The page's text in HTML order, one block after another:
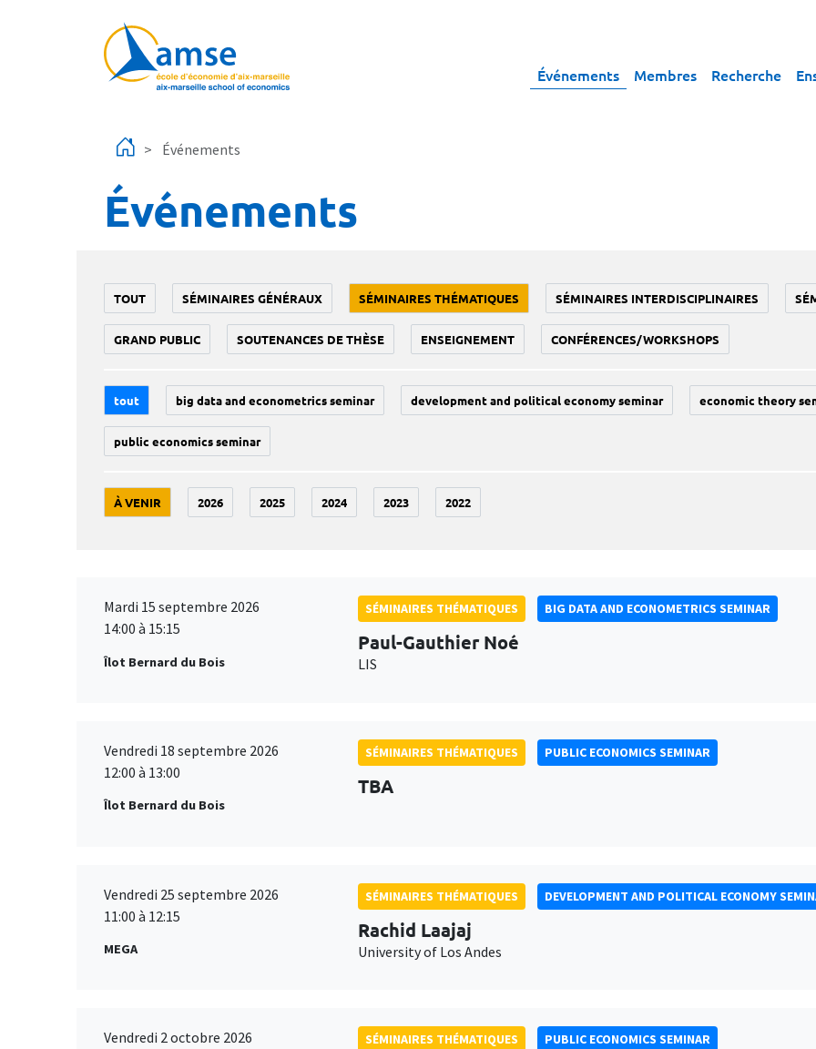
Événements Membres Recherche
Événements
Événements
TOUT SÉMINAIRES GÉNÉRAUX SÉMINAIRES THÉMATIQUES SÉMINAIRES INTERDISCIPLINAIRES
GRAND PUBLIC SOUTENANCES DE THÈSE ENSEIGNEMENT CONFÉRENCES/WORKSHOPS
tout big data and econometrics seminar development and political economy seminar economic theory
public economics seminar
À VENIR 2026 2025 2024 2023 2022
Mardi 15 septembre 2026
14:00 à 15:15
Îlot Bernard du Bois
SÉMINAIRES THÉMATIQUES BIG DATA AND ECONOMETRICS SEMINAR
Paul-Gauthier Noé
LIS
Vendredi 18 septembre 2026
12:00 à 13:00
Îlot Bernard du Bois
SÉMINAIRES THÉMATIQUES PUBLIC ECONOMICS SEMINAR
TBA
Vendredi 25 septembre 2026
11:00 à 12:15
MEGA
SÉMINAIRES THÉMATIQUES DEVELOPMENT AND POLITICAL ECONOMY
Rachid Laajaj
University of Los Andes
Vendredi 2 octobre 2026
SÉMINAIRES THÉMATIQUES PUBLIC ECONOMICS SEMINAR